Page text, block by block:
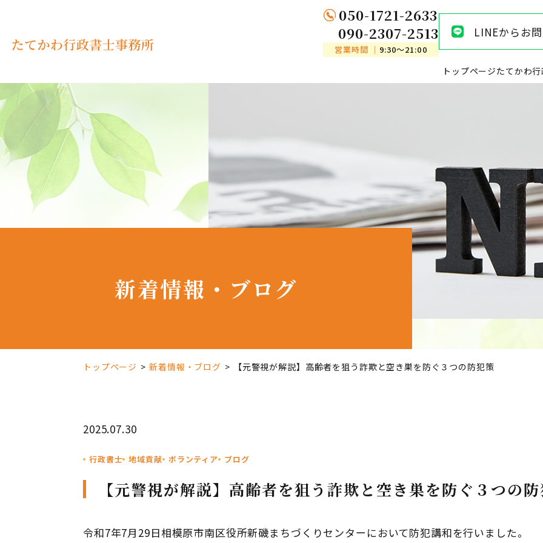
050-1721-2633
090-2307-2513
営業時間 ｜ 9:30〜21:00
LINEからお
トップページたてかわ
新着情報・ブログ
トップページ 新着情報・ブログ 【元警視が解説】高齢者を狙う詐欺と空き巣を防ぐ３つの防犯策
2025.07.30
行政書士 地域貢献 ボランティア ブログ
【元警視が解説】高齢者を狙う詐欺と空き巣を防ぐ３つの
令和7年7月29日相模原市南区役所新磯まちづくりセンターにおいて防犯講和を行いました。